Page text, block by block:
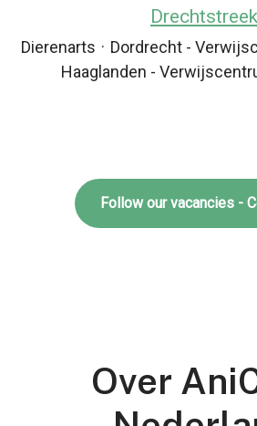
Drechtstreek
Dierenarts · Dordrecht -
Haaglanden -
Follow our vacancies -
Over